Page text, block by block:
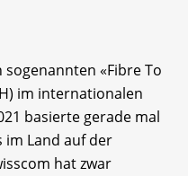
sogenannten «Fibre To
im internationalen
basierte gerade mal
Land auf der
hat zwar